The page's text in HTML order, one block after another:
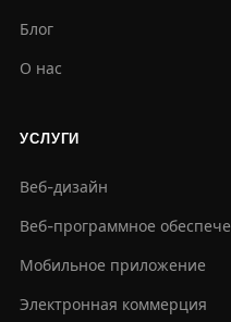
Блог
О нас
УСЛУГИ
Веб-дизайн
Веб-программное
Мобильное приложение
Электронная коммерция